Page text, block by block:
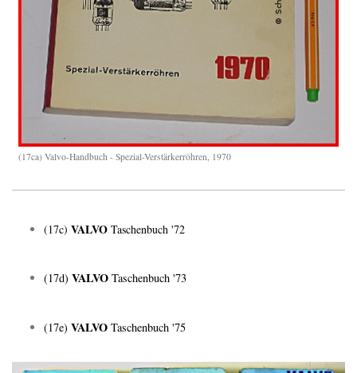
(17ca) Valvo-Handbuch - Spezial-Verstärkerröhren, 1970
(17c) VALVO Taschenbuch '72
(17d) VALVO Taschenbuch '73
(17e) VALVO Taschenbuch '75